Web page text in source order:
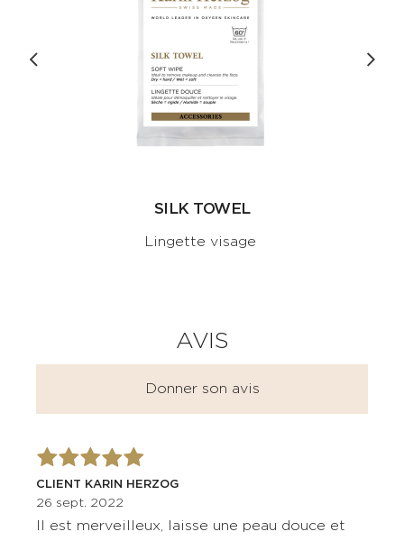
SILK TOWEL
Lingette visage
AVIS
Donner son avis
CLIENT KARIN HERZOG
26 sept. 2022
Il est merveilleux, laisse une peau douce et